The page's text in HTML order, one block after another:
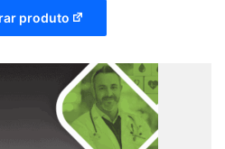
produto